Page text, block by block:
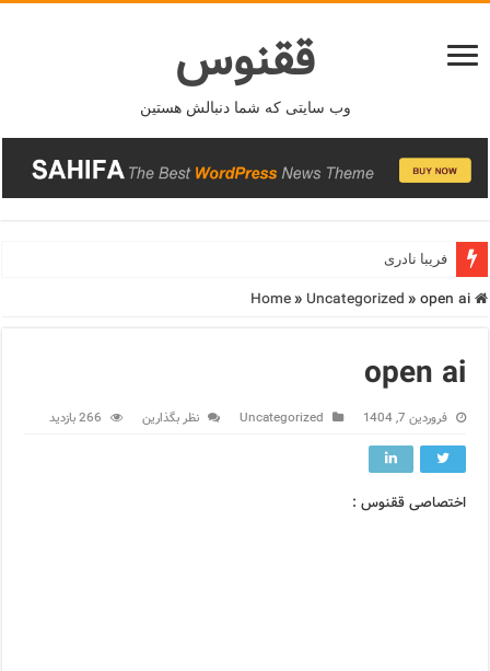
ققنوس
وب سایتی که شما دنبالش هستین
فریبا نادری
Home
» Uncategorized»open ai
open ai
فروردین 7, 1404 Uncategorized نظر بگذارین 266 بازدید
اختصاصی ققنوس :